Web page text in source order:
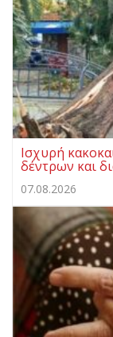
Ισχυρή
δέντρων και
07.08.2026